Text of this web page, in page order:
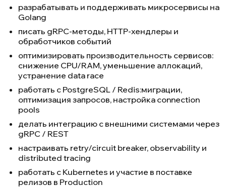
разрабатывать и поддерживать микросервисы на
Golang
писать gRPC-методы, HTTP-хендлеры и
обработчиков событий
оптимизировать производительность сервисов:
снижение CPU/RAM, уменьшение аллокаций,
устранение data race
работать с PostgreSQL / Redis:миграции,
оптимизация запросов, настройка connection
pools
делать интеграцию с внешними системами через
gRPC / REST
настраивать retry/circuit breaker, observability и
distributed tracing
работать с Kubernetes и участие в поставке
релизов в Production